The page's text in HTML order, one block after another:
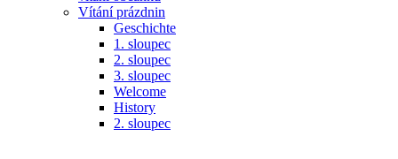
Vítání prázdnin
Geschichte
1. sloupec
2. sloupec
3. sloupec
Welcome
History
2. sloupec